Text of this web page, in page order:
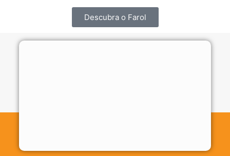
Descubra o Farol